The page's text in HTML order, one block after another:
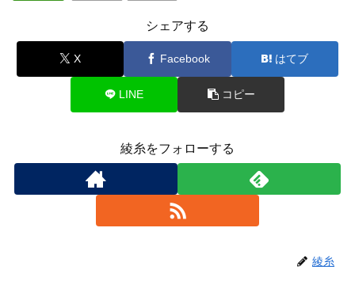
シェアする
X Facebook はてブ
LINE コピー
綾糸をフォローする
綾糸